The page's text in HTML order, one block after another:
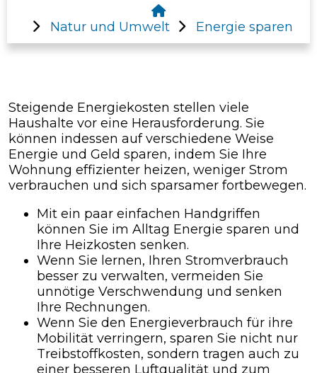
Energie sparen
Natur und Umwelt
Steigende Energiekosten stellen viele
Haushalte vor eine Herausforderung. Sie
können indessen auf verschiedene Weise
Energie und Geld sparen, indem Sie Ihre
Wohnung effizienter heizen, weniger Strom
verbrauchen und sich sparsamer fortbewegen.
Mit ein paar einfachen Handgriffen
können Sie im Alltag Energie sparen und
Ihre Heizkosten senken.
Wenn Sie lernen, Ihren Stromverbrauch
besser zu verwalten, vermeiden Sie
unnötige Verschwendung und senken
Ihre Rechnungen.
Wenn Sie den Energieverbrauch für ihre
Mobilität verringern, sparen Sie nicht nur
Treibstoffkosten, sondern tragen auch zu
einer besseren Luftqualität und zum